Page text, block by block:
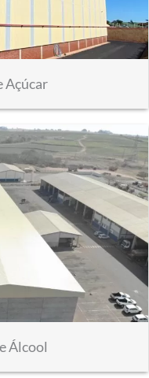
Açúcar
Álcool